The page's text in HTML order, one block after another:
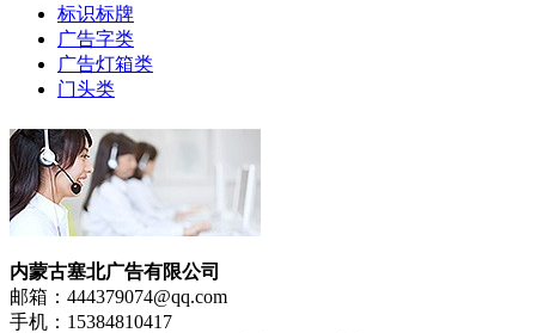
标识标牌
广告字类
广告灯箱类
门头类
内蒙古塞北广告有限公司
邮箱：444379074@qq.com
手机：15384810417